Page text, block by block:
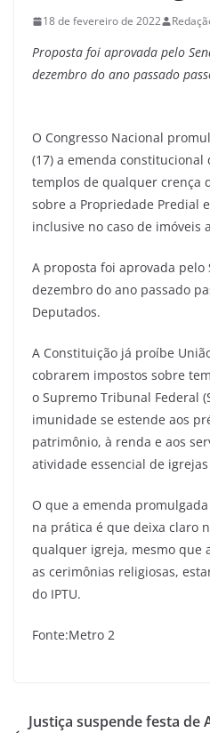
18 de fevereiro de 2022
Proposta foi aprovada pelo
dezembro do ano passado
O Congresso Nacional
(17) a emenda constitucional
templos de qualquer crença
sobre a Propriedade Predial
inclusive no caso de imóveis
A proposta foi aprovada pelo
dezembro do ano passado
Deputados.
A Constituição já proíbe
cobrarem impostos sobre
o Supremo Tribunal Federal
imunidade se estende aos
patrimônio, à renda e aos
atividade essencial de
O que a emenda
na prática é que deixa claro
qualquer igreja, mesmo que
as cerimônias religiosas,
do IPTU.
Fonte:Metro 2
Justiça suspende festa de